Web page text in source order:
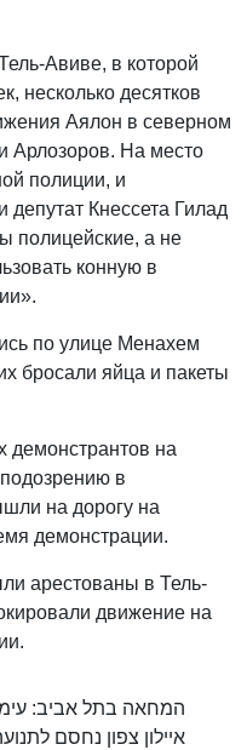
Авиве, в которой
несколько десятков
Аялон в северном
Арлозоров. На место
полиции, и
Кнессета Гилад
полицейские, а не
конную в
по улице Менахем
бросали яйца и пакеты
демонстрантов на
в
на дорогу на
демонстрации.
арестованы в Тель-
движение на
המחאה בתל אביב:
איילון צפון נחסם